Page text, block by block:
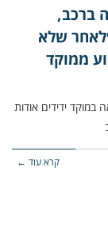
ברכב,
שלא
ממוקד
התקבלה קריאה במוקד ידידים אודות
קרא עוד ←